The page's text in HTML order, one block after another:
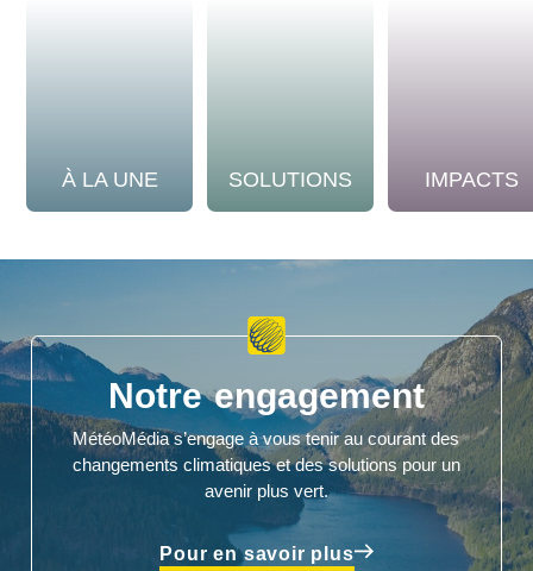
À LA UNE SOLUTIONS IMPACTS
Notre engagement
MétéoMédia s’engage à vous tenir au courant des
changements climatiques et des solutions pour un
avenir plus vert.
Pour en savoir plus